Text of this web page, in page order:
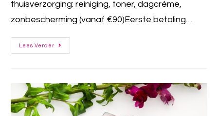
thuisverzorging: reiniging, toner, dagcrème,
zonbescherming (vanaf €90)Eerste betaling…
Lees Verder